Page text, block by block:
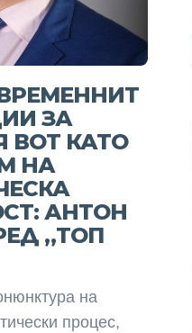
ЗА
ВОТ КАТО
НА
АНТОН
„ТОП
на
процес,